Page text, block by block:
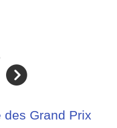
des Grand Prix